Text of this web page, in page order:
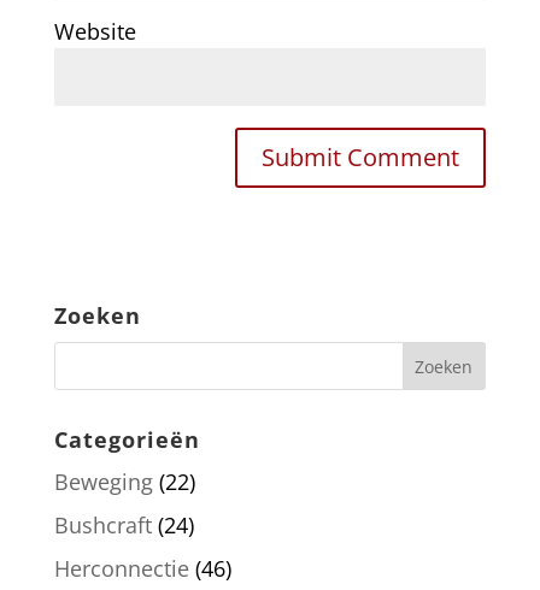
Website
Zoeken
Categorieën
Beweging(22)
Bushcraft(24)
Herconnectie(46)